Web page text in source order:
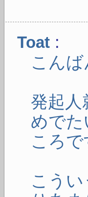
Toat :
こんば
発起人
めで
ころ
こう